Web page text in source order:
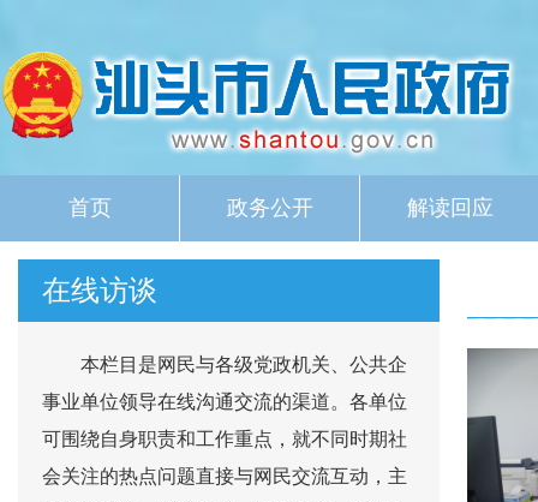
首页 政务公开 解读回应
在线访谈
本栏目是网民与各级党政机关、公共企
事业单位领导在线沟通交流的渠道。各单位
可围绕自身职责和工作重点，就不同时期社
会关注的热点问题直接与网民交流互动，主